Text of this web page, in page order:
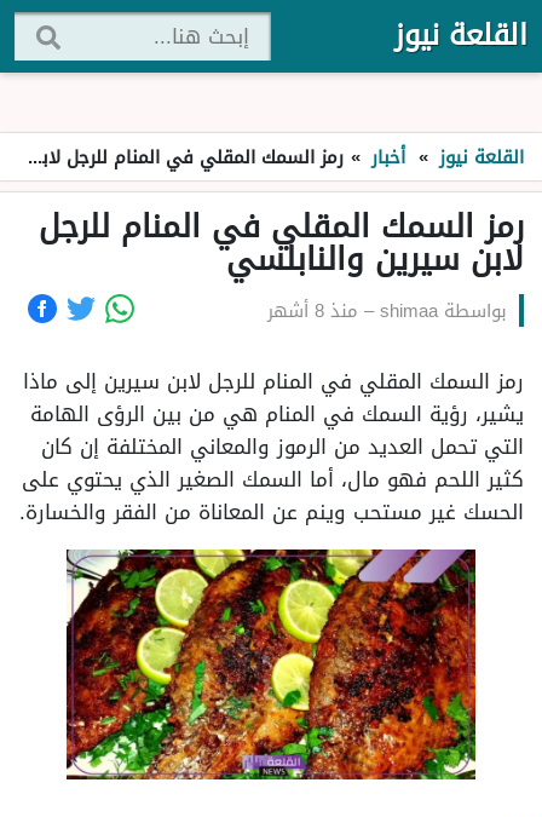
القلعة نيوز
القلعة نيوز » أخبار » رمز السمك المقلي في المنام للرجل لابن سيرين والنابلسي
رمز السمك المقلي في المنام للرجل
لابن سيرين والنابلسي
بواسطةshimaa
– منذ 8 أشهر
رمز السمك المقلي في المنام للرجل لابن سيرين إلى ماذا
يشير، رؤية السمك في المنام هي من بين الرؤى الهامة
التي تحمل العديد من الرموز والمعاني المختلفة إن كان
كثير اللحم فهو مال، أما السمك الصغير الذي يحتوي على
الحسك غير مستحب وينم عن المعاناة من الفقر والخسارة.